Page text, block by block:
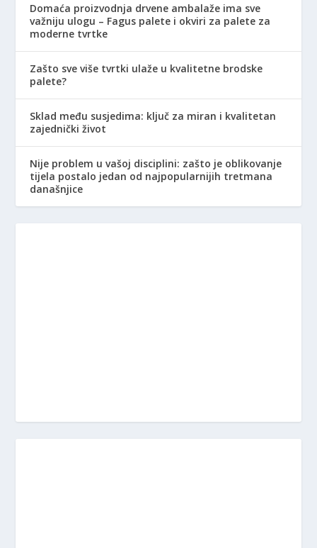
Domaća proizvodnja drvene ambalaže ima sve
važniju ulogu – Fagus palete i okviri za palete za
moderne tvrtke
Zašto sve više tvrtki ulaže u kvalitetne brodske
palete?
Sklad među susjedima: ključ za miran i kvalitetan
zajednički život
Nije problem u vašoj disciplini: zašto je oblikovanje
tijela postalo jedan od najpopularnijih tretmana
današnjice